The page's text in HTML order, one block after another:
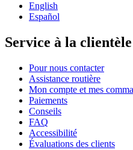
English
Español
Service à la clientèle
Pour nous contacter
Assistance routière
Mon compte et mes
Paiements
Conseils
FAQ
Accessibilité
Évaluations des clients